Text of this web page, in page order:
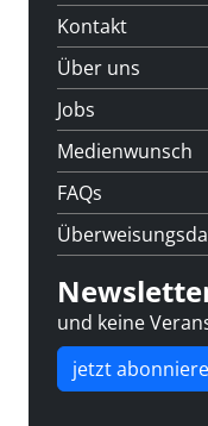
Kontakt
Über uns
Jobs
Medienwunsch
FAQs
und keine
jetzt